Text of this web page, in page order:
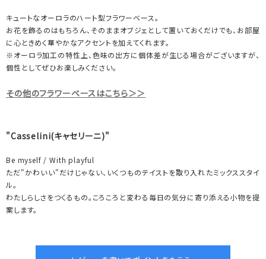
キュートなオーロラのハート型フラワーベース。
お花を飾るのはもちろん、そのままオブジェとして置いておくだけでも、お部屋
に心ときめく華やかなアクセントを加えてくれます。
※オーロラ加工の特性上、色味の出方に個体差が生じる場合がございますが、
個性としてぜひお楽しみください。
その他のフラワーベースはこちら＞＞
"Casselini(キャセリーニ)"
Be myself / With playful
ただ"かわいい"だけじゃない、いくつものテイストを取り入れたミックススタイ
ル。
わたしらしさをつくるもの。ころころと変わる毎日の気分に寄り添える小物を提
案します。